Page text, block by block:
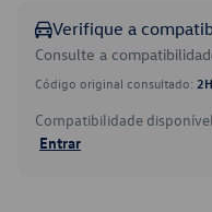
Verifique a
Consulte a
Código original consultado:
Compatibilidade
Entrar